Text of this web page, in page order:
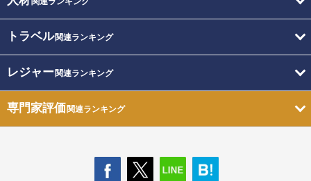
トラベル関連ランキング
レジャー関連ランキング
専門家評価関連ランキング